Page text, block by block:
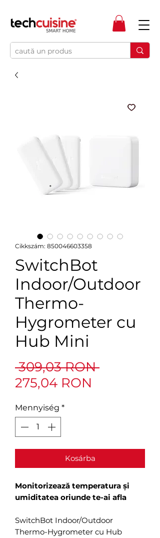
Cikkszám: 850046603358
SwitchBot
Indoor/Outdoor
Thermo-
Hygrometer cu
Hub Mini
309,03 RON Szokásos
275,04 RON
Mennyiség *
Kosárba
Monitorizează temperatura și
umiditatea oriunde te-ai afla
SwitchBot Indoor/Outdoor
Thermo-Hygrometer cu Hub